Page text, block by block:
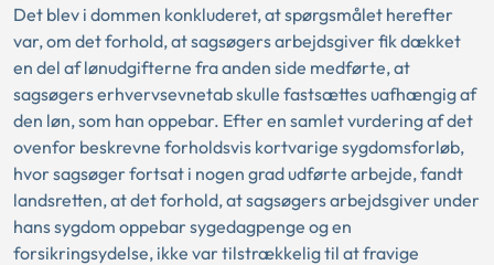
Det blev i dommen konkluderet, at spørgsmålet herefter
var, om det forhold, at sagsøgers arbejdsgiver fik dækket
en del af lønudgifterne fra anden side medførte, at
sagsøgers erhvervsevnetab skulle fastsættes uafhængig af
den løn, som han oppebar. Efter en samlet vurdering af det
ovenfor beskrevne forholdsvis kortvarige sygdomsforløb,
hvor sagsøger fortsat i nogen grad udførte arbejde, fandt
landsretten, at det forhold, at sagsøgers arbejdsgiver under
hans sygdom oppebar sygedagpenge og en
forsikringsydelse, ikke var tilstrækkelig til at fravige